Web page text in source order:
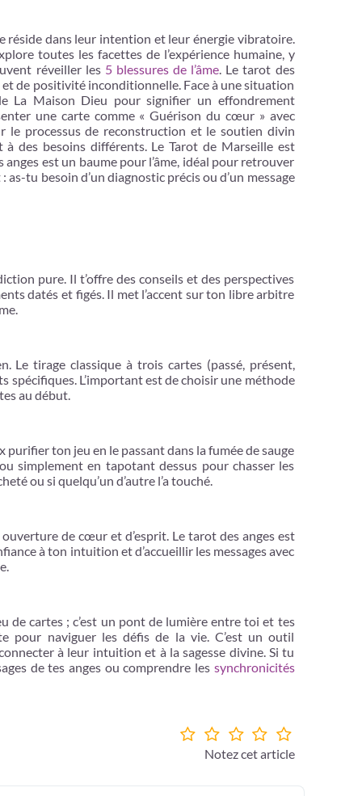
réside dans leur intention et leur énergie vibratoire.
toutes les facettes de l’expérience humaine, y
réveiller les 5 blessures de l’âme. Le tarot des
de positivité inconditionnelle. Face à une situation
La Maison Dieu pour signifier un effondrement
une carte comme « Guérison du cœur » avec
le processus de reconstruction et le soutien divin
à des besoins différents. Le Tarot de Marseille est
est un baume pour l’âme, idéal pour retrouver
tu besoin d’un diagnostic précis ou d’un message
pure. Il t’offre des conseils et des perspectives
datés et figés. Il met l’accent sur ton libre arbitre
Le tirage classique à trois cartes (passé, présent,
L’important est de choisir une méthode
au début.
ton jeu en le passant dans la fumée de sauge
simplement en tapotant dessus pour chasser les
ou si quelqu’un d’autre l’a touché.
de cœur et d’esprit. Le tarot des anges est
à ton intuition et d’accueillir les messages avec
de cartes ; c’est un pont de lumière entre toi et tes
pour naviguer les défis de la vie. C’est un outil
à leur intuition et à la sagesse divine. Si tu
de tes anges ou comprendre les synchronicités
Notez cet article